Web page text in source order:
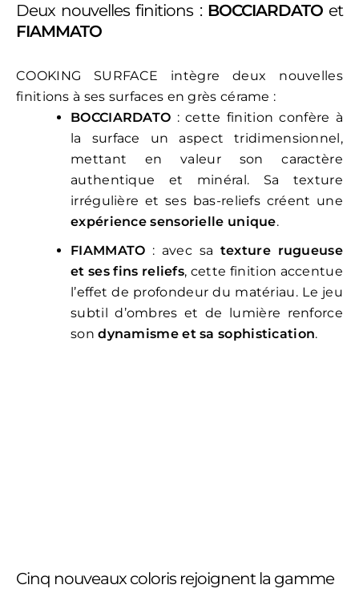
Deux nouvelles finitions : BOCCIARDATOet
FIAMMATO
COOKING SURFACE intègre deux nouvelles
finitions à ses surfaces en grès cérame :
BOCCIARDATO : cette finition confère à
la surface un aspect tridimensionnel,
mettant en valeur son caractère
authentique et minéral. Sa texture
irrégulière et ses bas-reliefs créent une
expérience sensorielle unique.
FIAMMATO : avec sa texture rugueuse
et ses fins reliefs, cette finition accentue
l’effet de profondeur du matériau. Le jeu
subtil d’ombres et de lumière renforce
sondynamisme et sa sophistication.
Cinq nouveaux coloris rejoignent la gamme